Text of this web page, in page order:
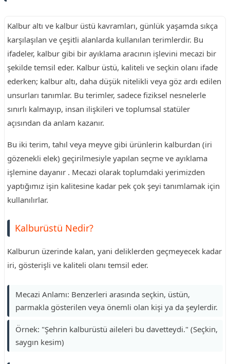
Kalbur altı ve kalbur üstü kavramları, günlük yaşamda sıkça
karşılaşılan ve çeşitli alanlarda kullanılan terimlerdir. Bu
ifadeler, kalbur gibi bir ayıklama aracının işlevini mecazi bir
şekilde temsil eder. Kalbur üstü, kaliteli ve seçkin olanı ifade
ederken; kalbur altı, daha düşük nitelikli veya göz ardı edilen
unsurları tanımlar. Bu terimler, sadece fiziksel nesnelerle
sınırlı kalmayıp, insan ilişkileri ve toplumsal statüler
açısından da anlam kazanır.
Bu iki terim, tahıl veya meyve gibi ürünlerin kalburdan (iri
gözenekli elek) geçirilmesiyle yapılan seçme ve ayıklama
işlemine dayanır . Mecazi olarak toplumdaki yerimizden
yaptığımız işin kalitesine kadar pek çok şeyi tanımlamak için
kullanılırlar.
Kalburüstü Nedir?
Kalburun üzerinde kalan, yani deliklerden geçmeyecek kadar
iri, gösterişli ve kaliteli olanı temsil eder.
Mecazi Anlamı: Benzerleri arasında seçkin, üstün,
parmakla gösterilen veya önemli olan kişi ya da şeylerdir.
Örnek: "Şehrin kalburüstü aileleri bu davetteydi." (Seçkin,
saygın kesim)